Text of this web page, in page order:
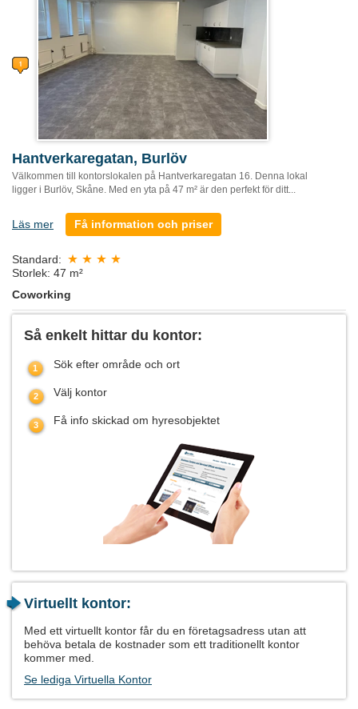
Hantverkaregatan, Burlöv
Välkommen till kontorslokalen på Hantverkaregatan 16. Denna lokal
ligger i Burlöv, Skåne. Med en yta på 47 m² är den perfekt för ditt...
Läs mer Få information och priser
Standard:
Storlek: 47 m²
Coworking
Så enkelt hittar du kontor:
Sök efter område och ort
Välj kontor
Få info skickad om hyresobjektet
Virtuellt kontor:
Med ett virtuellt kontor får du en företagsadress utan att
behöva betala de kostnader som ett traditionellt kontor
kommer med.
Se lediga Virtuella Kontor